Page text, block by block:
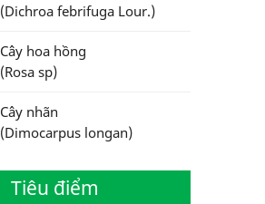
(Dichroa febrifuga Lour.)
Cây hoa hồng
(Rosa sp)
Cây nhãn
(Dimocarpus longan)
Tiêu điểm